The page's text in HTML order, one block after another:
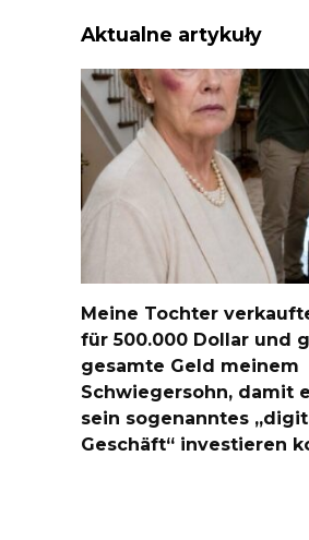
Aktualne artykuły
Meine Tochter
für 500.000 Dollar und
gesamte Geld meinem
Schwiegersohn, damit
sein sogenanntes
Geschäft“ investieren